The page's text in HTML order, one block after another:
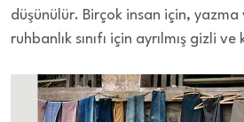
düşünülür. Birçok insan için,
ruhbanlık sınıfı için ayrılmış gizli